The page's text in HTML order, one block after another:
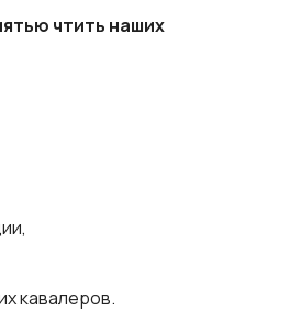
чтить наших
кавалеров.